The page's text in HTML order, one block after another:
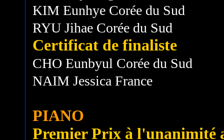
KIM Eunhye Corée du Sud
RYU Jihae Corée du Sud
Certificat de finaliste
CHO Eunbyul Corée du Sud
NAIM Jessica France
PIANO
Premier Prix à l'unanimité